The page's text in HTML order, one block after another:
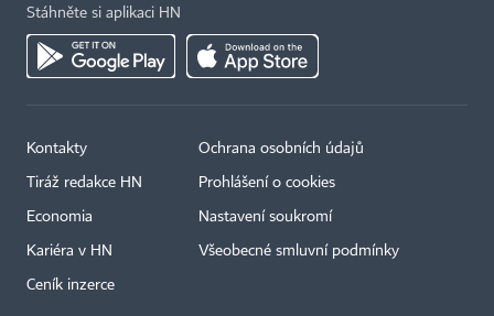
Stáhněte si aplikaci HN
Kontakty
Tiráž redakce HN
Economia
Kariéra v HN
Ceník inzerce
Ochrana osobních údajů
Prohlášení o cookies
Nastavení soukromí
Všeobecné smluvní podmínky